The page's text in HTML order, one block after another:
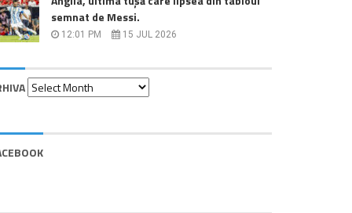
semnat de Messi.
12:01 PM 15 JUL 2026
Arhiva